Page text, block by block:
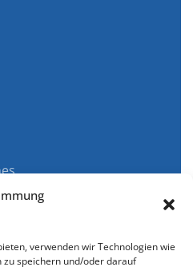
verwenden wir Technologien wie
speichern und/oder darauf